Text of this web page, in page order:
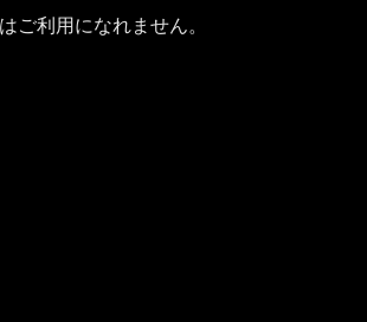
ご利用になれません。